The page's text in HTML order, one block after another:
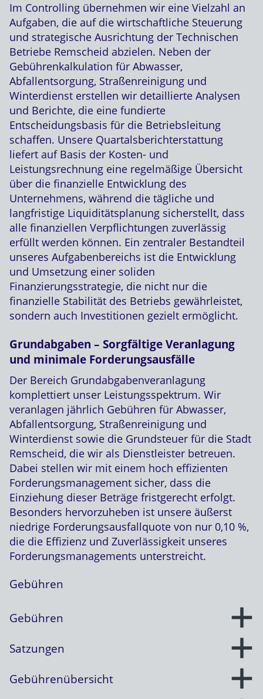
Im Controlling übernehmen wir eine Vielzahl an
Aufgaben, die auf die wirtschaftliche Steuerung
und strategische Ausrichtung der Technischen
Betriebe Remscheid abzielen. Neben der
Gebührenkalkulation für Abwasser,
Abfallentsorgung, Straßenreinigung und
Winterdienst erstellen wir detaillierte Analysen
und Berichte, die eine fundierte
Entscheidungsbasis für die Betriebsleitung
schaffen. Unsere Quartalsberichterstattung
liefert auf Basis der Kosten- und
Leistungsrechnung eine regelmäßige Übersicht
über die finanzielle Entwicklung des
Unternehmens, während die tägliche und
langfristige Liquiditätsplanung sicherstellt, dass
alle finanziellen Verpflichtungen zuverlässig
erfüllt werden können. Ein zentraler Bestandteil
unseres Aufgabenbereichs ist die Entwicklung
und Umsetzung einer soliden
Finanzierungsstrategie, die nicht nur die
finanzielle Stabilität des Betriebs gewährleistet,
sondern auch Investitionen gezielt ermöglicht.
Grundabgaben – Sorgfältige Veranlagung
und minimale Forderungsausfälle
Der Bereich Grundabgabenveranlagung
komplettiert unser Leistungsspektrum. Wir
veranlagen jährlich Gebühren für Abwasser,
Abfallentsorgung, Straßenreinigung und
Winterdienst sowie die Grundsteuer für die Stadt
Remscheid, die wir als Dienstleister betreuen.
Dabei stellen wir mit einem hoch effizienten
Forderungsmanagement sicher, dass die
Einziehung dieser Beträge fristgerecht erfolgt.
Besonders hervorzuheben ist unsere äußerst
niedrige Forderungsausfallquote von nur 0,10 %,
die die Effizienz und Zuverlässigkeit unseres
Forderungsmanagements unterstreicht.
Gebühren
Gebühren
Satzungen
Gebührenübersicht